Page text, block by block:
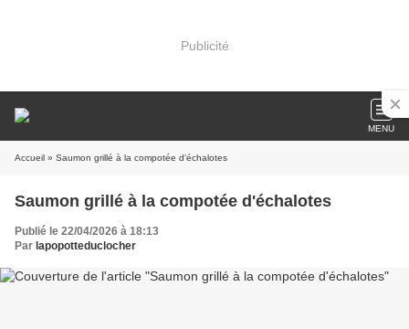
Publicité
MENU
Accueil » Saumon grillé à la compotée d'échalotes
Saumon grillé à la compotée d'échalotes
Publié le 22/04/2026 à 18:13
Par lapopotteduclocher